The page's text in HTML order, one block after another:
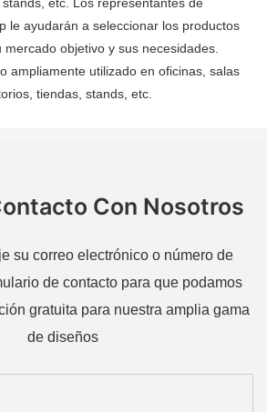
le ayudarán a seleccionar los productos
objetivo y sus necesidades.
ampliamente utilizado en oficinas, salas
tiendas, stands, etc.
Con Nosotros
su correo electrónico o número de
de contacto para que podamos
gratuita para nuestra amplia gama
de diseños